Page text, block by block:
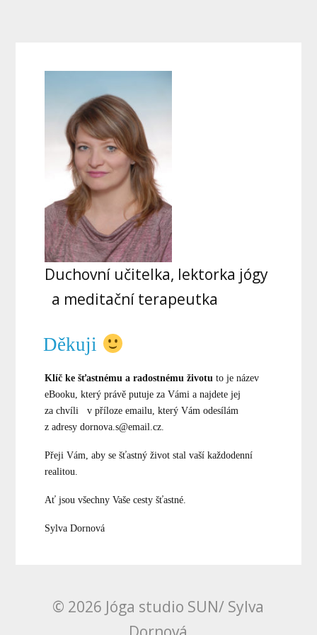
Duchovní učitelka, lektorka jógy
a meditační terapeutka
Děkuji
Klíč ke šťastnému a radostnému životuto je název
eBooku, který právě putuje za Vámi a najdete jej
za chvíli v příloze emailu, který Vám odesílám
z adresy dornova.s@email.cz.
Přeji Vám, aby se šťastný život stal vaší každodenní
realitou.
Ať jsou všechny Vaše cesty šťastné.
Sylva Dornová
© 2026 Jóga studio SUN/ Sylva